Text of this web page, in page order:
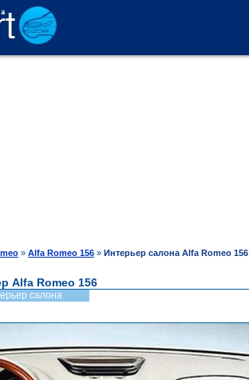
ТЕСТ-ДРАЙВ
ШИНЫ
» Alfa Romeo 156 » Интерьер салона Alfa Romeo 156
Alfa Romeo 156
салона